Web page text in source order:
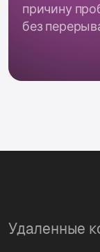
причину
без
Удаленные